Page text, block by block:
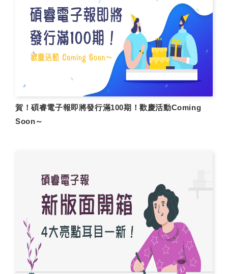
賀！碩睿電子報即將發行滿100期！歡慶活動Coming
Soon～